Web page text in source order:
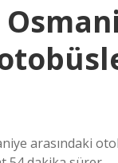
arasındaki